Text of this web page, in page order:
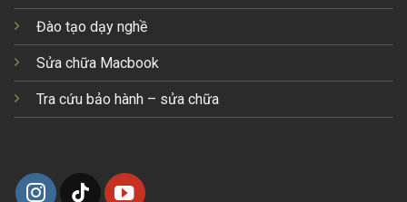
Đào tạo dạy nghề
Sửa chữa Macbook
Tra cứu bảo hành – sửa chữa